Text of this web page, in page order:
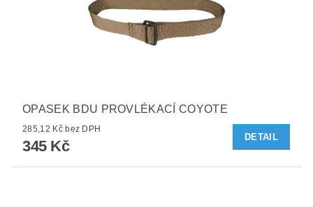
OPASEK BDU PROVLÉKACÍ COYOTE
285,12 Kč bez DPH
345 Kč
DETAIL